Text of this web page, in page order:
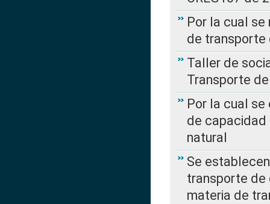
Por la cual
de transporte
Taller de
Transporte
Por la cual
de capacidad
natural
Se
transporte de
materia de